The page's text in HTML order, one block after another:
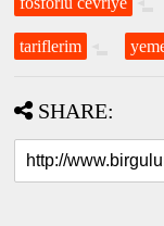
tariflerim
SHARE: